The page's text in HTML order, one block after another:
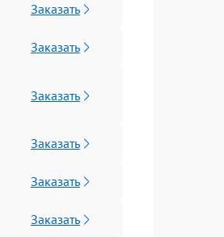
Заказать
Заказать
Заказать
Заказать
Заказать
Заказать